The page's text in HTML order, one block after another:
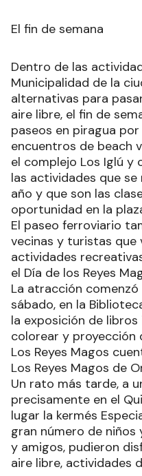
El fin de semana
Dentro de las
Municipalidad de la
alternativas para
aire libre, el fin de
paseos en piragua
encuentros de beach
el complejo Los Iglú y
las actividades que
año y que son las
oportunidad en la
El paseo ferroviario
vecinas y turistas que
actividades
el Día de los Reyes
La atracción
sábado, en la
la exposición de
colorear y proyección
Los Reyes Magos
Los Reyes Magos de
Un rato más tarde, a
precisamente en el
lugar la kermés
gran número de niños
y amigos, pudieron
aire libre, actividades